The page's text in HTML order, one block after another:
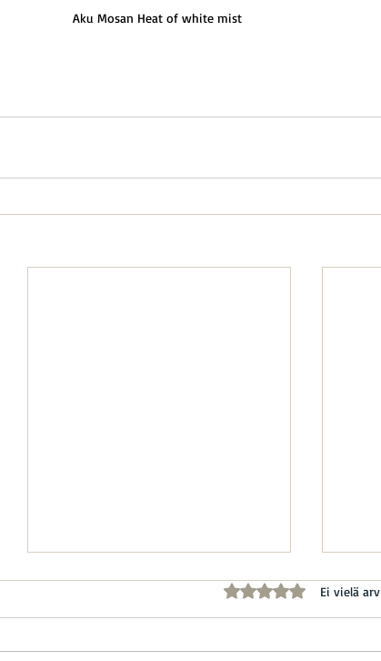
Aku Mosan Heat of white mist
Arvostelun Ei vielä